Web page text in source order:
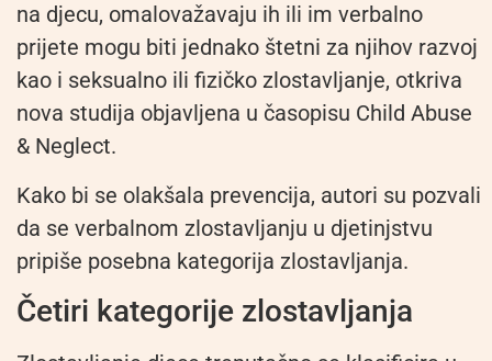
na djecu, omalovažavaju ih ili im verbalno
prijete mogu biti jednako štetni za njihov razvoj
kao i seksualno ili fizičko zlostavljanje, otkriva
nova studija objavljena u časopisu Child Abuse
& Neglect.
Kako bi se olakšala prevencija, autori su pozvali
da se verbalnom zlostavljanju u djetinjstvu
pripiše posebna kategorija zlostavljanja.
Četiri kategorije zlostavljanja